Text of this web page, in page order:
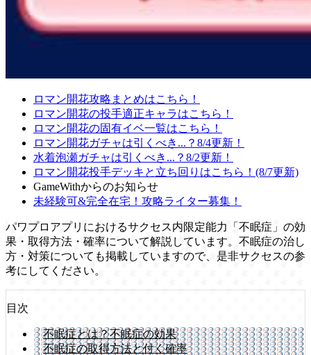
ロマン開花攻略まとめはこちら！
ロマン開花の投手適正キャラはこちら！
ロマン開花の固有イベ一覧はこちら！
ロマン開花ガチャは引くべき...？8/4更新！
水着泡瀬ガチャは引くべき...？8/2更新！
ロマン開花投手デッキと立ち回りはこちら！(8/7更新)
GameWithからのお知らせ
未経験可&完全在宅！攻略ライター募集！
パワプロアプリにおけるサクセス内限定能力「不眠症」の効
果・取得方法・確率について解説しています。不眠症の治し
方・対策についても掲載していますので、是非サクセスの参
考にしてください。
目次
不眠症とは？不眠症の効果
不眠症の取得方法と付く確率